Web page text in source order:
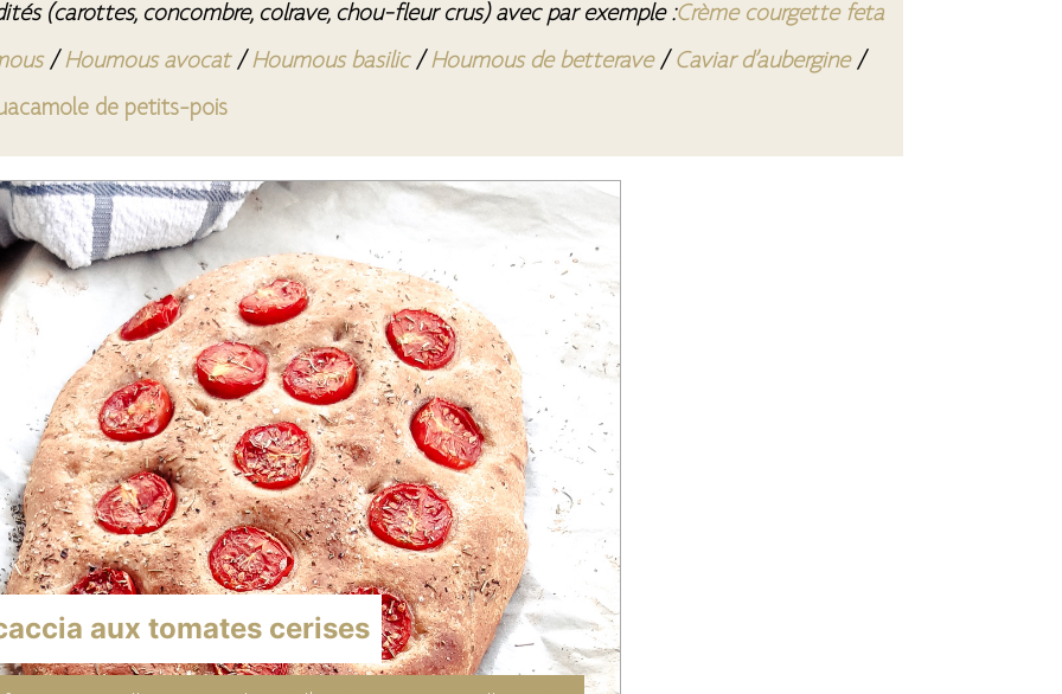
(carottes, concombre, colrave, chou-fleur crus) avec par exemple :Crème courgette feta
/ Houmous avocat/ Houmous basilic/ Houmous de betterave/ Caviar d’aubergine/
de petits-pois
aux tomates cerises